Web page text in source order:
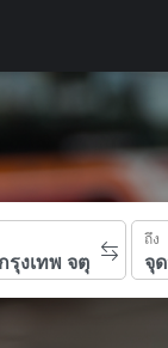
ถึง